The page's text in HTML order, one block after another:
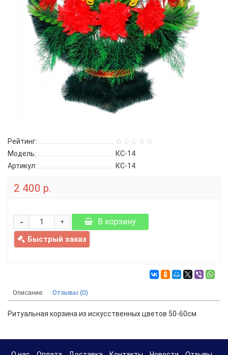
Рейтинг:
Модель:
КС-14
Артикул:
КС-14
2 400 р.
+
- В корзину
Быстрый заказ
Описание Отзывы (0)
Ритуальная корзина из искусственных цветов 50-60см